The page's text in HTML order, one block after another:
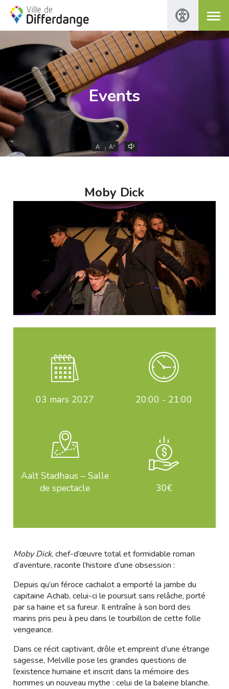
Events
A- A+
Moby Dick
03 mars 2027 20:00 - 21:00
Aalt Stadhaus – Salle
de spectacle
30€
Moby Dick, chef-d’œuvre total et formidable roman
d’aventure, raconte l’histoire d’une obsession :
Depuis qu’un féroce cachalot a emporté la jambe du
capitaine Achab, celui-ci le poursuit sans relâche, porté
par sa haine et sa fureur. Il entraîne à son bord des
marins pris peu à peu dans le tourbillon de cette folle
vengeance.
Dans ce récit captivant, drôle et empreint d’une étrange
sagesse, Melville pose les grandes questions de
l’existence humaine et inscrit dans la mémoire des
hommes un nouveau mythe : celui de la baleine blanche.